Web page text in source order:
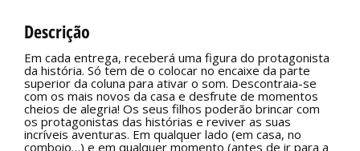
Descrição
Em cada entrega, receberá uma figura do protagonista
da história. Só tem de o colocar no encaixe da parte
superior da coluna para ativar o som. Descontraia-se
com os mais novos da casa e desfrute de momentos
cheios de alegria! Os seus filhos poderão brincar com
os protagonistas das histórias e reviver as suas
incríveis aventuras. Em qualquer lado (em casa, no
comboio…) e em qualquer momento (antes de ir para a